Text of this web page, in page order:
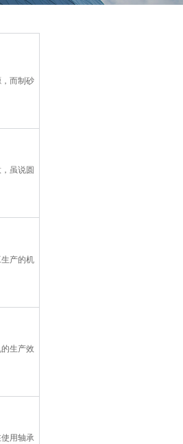
而制砂
虽说圆
产的机
生产效
用轴承